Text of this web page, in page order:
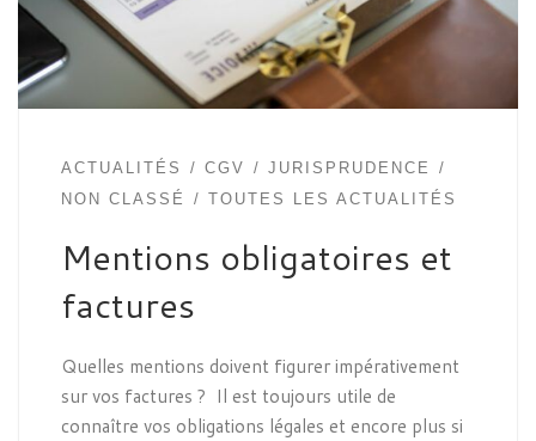
ACTUALITÉS CGV
JURISPRUDENCE
NON CLASSÉ
TOUTES LES ACTUALITÉS
Mentions obligatoires et
factures
Quelles mentions doivent figurer impérativement
sur vos factures ? Il est toujours utile de
connaître vos obligations légales et encore plus si